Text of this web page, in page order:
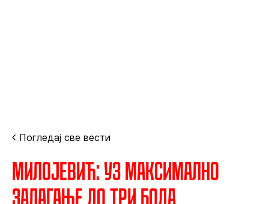
Погледај све вести
Милојевић: Уз максимално
залагање до три бода